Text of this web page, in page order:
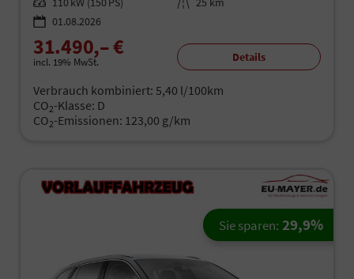
01.08.2026
31.490,– €
incl. 19% MwSt. Details
Verbrauch kombiniert: 5,40 l/100km
CO2-Klasse: D
CO2-Emissionen: 123,00 g/km
Sie sparen: 29,9%